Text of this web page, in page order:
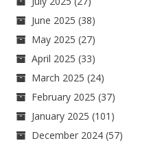
June 2025 (38)
May 2025 (27)
April 2025 (33)
March 2025 (24)
February 2025 (37)
January 2025 (101)
December 2024 (57)